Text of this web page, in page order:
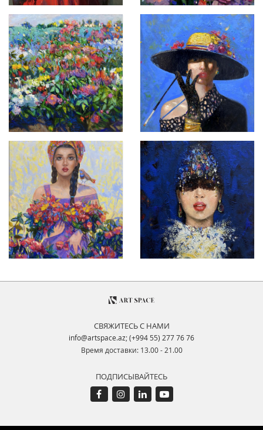
СВЯЖИТЕСЬ С НАМИ
info@artspace.az; (+994 55) 277 76 76
Время доставки: 13.00 - 21.00
ПОДПИСЫВАЙТЕСЬ